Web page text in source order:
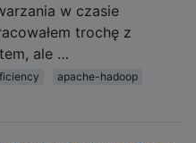
w czasie
trochę z
ale …
apache-hadoop